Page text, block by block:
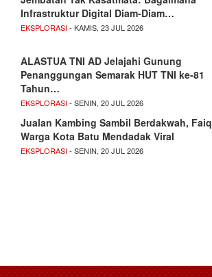
Infrastruktur Digital Diam-Diam…
EKSPLORASI- KAMIS, 23 JUL 2026
ALASTUA TNI AD Jelajahi Gunung
Penanggungan Semarak HUT TNI ke-81
Tahun…
EKSPLORASI- SENIN, 20 JUL 2026
Jualan Kambing Sambil Berdakwah, Faiq
Warga Kota Batu Mendadak Viral
EKSPLORASI- SENIN, 20 JUL 2026